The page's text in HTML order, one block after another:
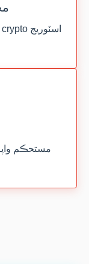
فنڊ محفوظ، API پرائيويٽ چاٻي مقامي crypto اسٽوريج
مستحڪم